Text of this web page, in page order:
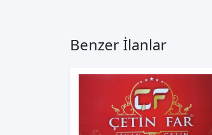
Benzer İlanlar